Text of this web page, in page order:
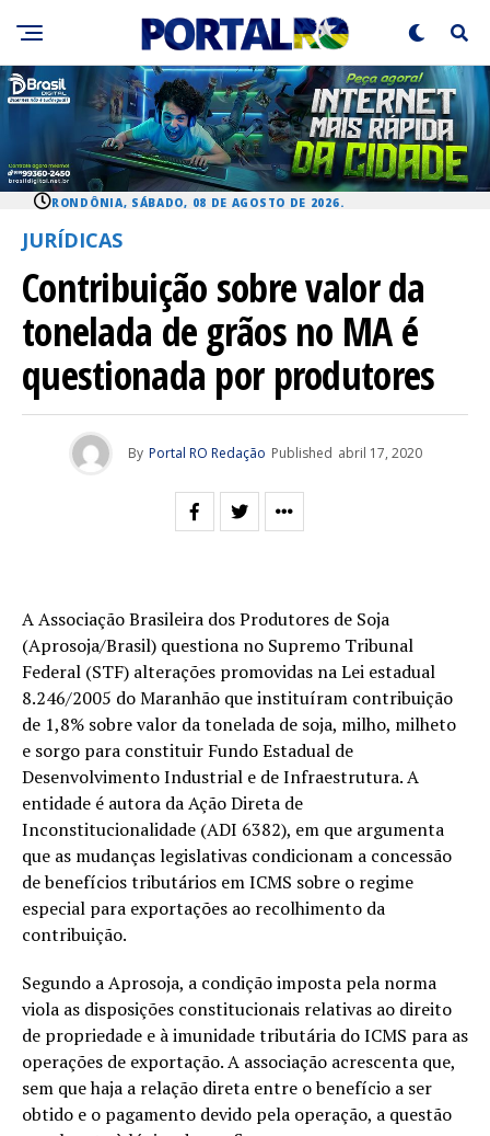
RONDÔNIA, SÁBADO, 08 DE AGOSTO DE 2026.
JURÍDICAS
Contribuição sobre valor da
tonelada de grãos no MA é
questionada por produtores
By Portal RO Redação Published abril 17, 2020
A Associação Brasileira d​os Produtores de Soja
(Aprosoja/Brasil) questiona no Supremo Tribunal
Federal (STF) alterações promovidas na Lei estadual
8.246/2005 do Maranhão que instituíram contribuição
de 1,8% sobre valor da tonelada de soja, milho, milheto
e sorgo para constituir Fundo Estadual de
Desenvolvimento Industrial e de Infraestrutura. A
entidade é autora da Ação Direta de
Inconstitucionalidade (ADI 6382), em que argumenta
que as mudanças legislativas condicionam a concessão
de benefícios tributários em ICMS sobre o regime
especial para exportações ao recolhimento da
contribuição.
Segundo a Aprosoja, a condição imposta pela norma
viola as disposições constitucionais relativas ao direito
de propriedade e à imunidade tributária do ICMS para as
operações de exportação. A associação acrescenta que,
sem que haja a relação direta entre o benefício a ser
obtido e o pagamento devido pela operação, a questão